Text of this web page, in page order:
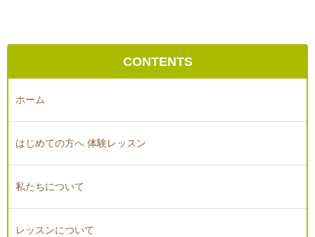
CONTENTS
ホーム
はじめての方へ 体験レッスン
私たちについて
レッスンについて